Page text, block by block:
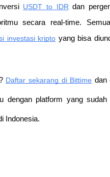
USDT to IDR dan
secara real-time.
investasi kripto yang bisa
Daftar sekarang di Bittime dan
dengan platform yang sudah
Indonesia.